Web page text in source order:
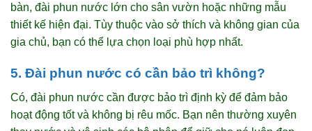
bàn, đài phun nước lớn cho sân vườn hoặc những mẫu
thiết kế hiện đại. Tùy thuộc vào sở thích và không gian của
gia chủ, bạn có thể lựa chọn loại phù hợp nhất.
5. Đài phun nước có cần bảo trì không?
Có, đài phun nước cần được bảo trì định kỳ để đảm bảo
hoạt động tốt và không bị rêu mốc. Bạn nên thường xuyên